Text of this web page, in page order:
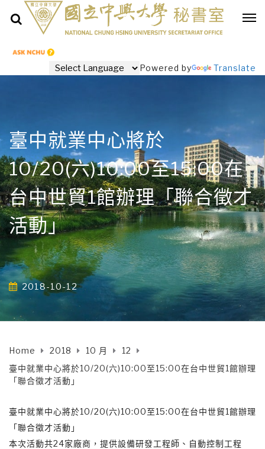
Powered by Translate
​臺中就業中心將於
10/20(六)10:00至15:00在
台中世貿1館辦理「聯合徵才
活動」
2018-10-12
Home 2018 10 月
12
​臺中就業中心將於10/20(六)10:00至15:00在台中世貿1館辦理
「聯合徵才活動」
臺中就業中心將於10/20(六)10:00至15:00在台中世貿1館辦理
「聯合徵才活動」
本次活動共24家廠商，提供設備研發工程師、自動控制工程